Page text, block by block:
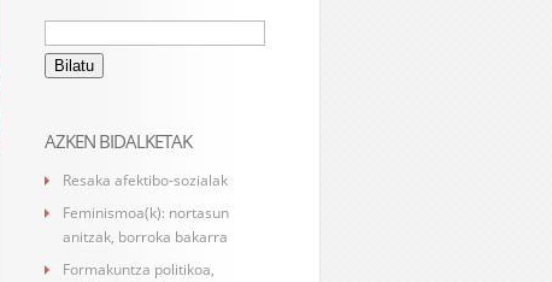
Bilatu:
AZKEN BIDALKETAK
Resaka afektibo-sozialak
Feminismoa(k): nortasun
anitzak, borroka bakarra
Formakuntza politikoa,